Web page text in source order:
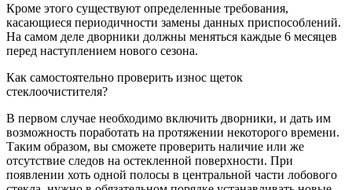
Кроме этого существуют определенные требования,
касающиеся периодичности замены данных приспособлений.
На самом деле дворники должны меняться каждые 6 месяцев
перед наступлением нового сезона.
Как самостоятельно проверить износ щеток
стеклоочистителя?
В первом случае необходимо включить дворники, и дать им
возможность поработать на протяжении некоторого времени.
Таким образом, вы сможете проверить наличие или же
отсутствие следов на остекленной поверхности. При
появлении хоть одной полосы в центральной части лобового